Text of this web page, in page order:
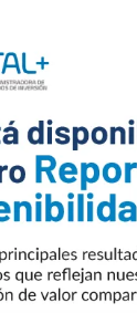
Visión en
de Valor